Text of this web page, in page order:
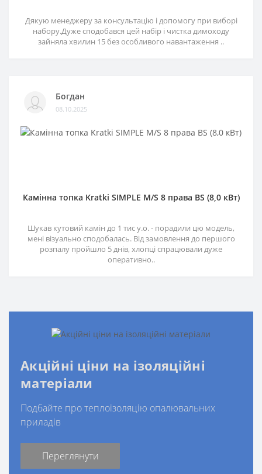
Дякую менеджеру за консультацію і допомогу при виборі
набору.Дуже сподобався цей набір і чистка димоходу
зайняла хвилин 15 без особливого навантаження ..
Богдан
08.10.2025
Камінна топка Kratki SIMPLE M/S 8 права BS (8,0 кВт)
Шукав кутовий камін до 1 тис у.о. - порадили цю модель,
мені візуально сподобалась. Від замовлення до першого
розпалу пройшло 5 днів, хлопці спрацювали дуже
оперативно..
Акційні ціни на ізоляційні
матеріали
Подбайте про теплоізоляцію опалювальних
приладів
Переглянути